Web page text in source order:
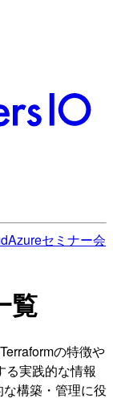
Azureセミナー会
覧
の特徴や
る実践的な情報
構築・管理に役